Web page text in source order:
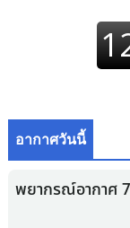
อากาศวันนี้